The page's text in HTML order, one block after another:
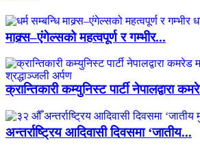
माक्र्स–एंगेल्सको महत्वपूर्ण र गम्भीर...
क्रान्तिकारी कम्युनिस्ट पार्टी नेपालद्वारा
अन्तर्राष्ट्रिय आदिवासी दिवसमा ‘जातीय...